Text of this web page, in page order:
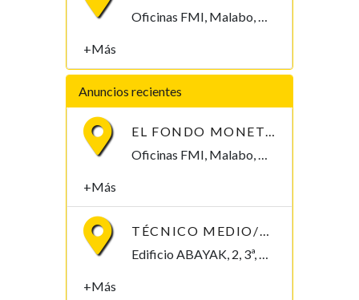
Oficinas FMI, Malabo, Bioko Norte , Guinea Ecuatorial
+Más
Anuncios recientes
EL FONDO MONETARIO INTERNACIONAL (FMI) BUSCA CONTRATAR UN/A ECONOMISTA
Oficinas FMI, Malabo, Bioko Norte , Guinea Ecuatorial
+Más
TÉCNICO MEDIO/SUPERIOR/INGENIERO/TELECOMUNICACIONES
Edificio ABAYAK, 2, 3ª, Malabo 2. Bioko Norte Malabo, Bioko Norte , Guinea Ecuatorial
+Más